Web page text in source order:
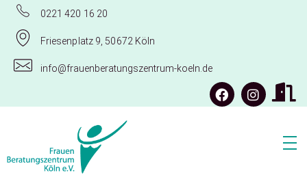
0221 420 16 20
Friesenplatz 9, 50672 Köln
info@frauenberatungszentrum-koeln.de